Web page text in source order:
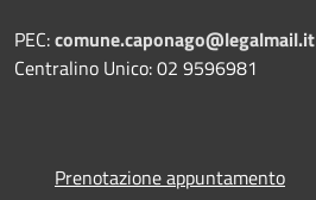
PEC:comune.caponago@legalmail.it
Centralino Unico: 02 9596981
Prenotazione appuntamento